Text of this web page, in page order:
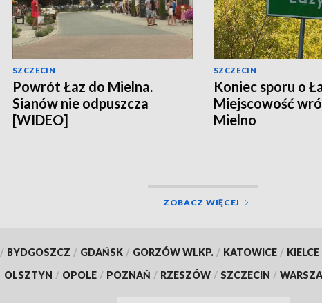
SZCZECIN
Powrót Łaz do Mielna.
Sianów nie odpuszcza
[WIDEO]
SZCZECIN
Koniec sporu o
Miejscowość
Mielno
ZOBACZ WIĘCEJ
/ BYDGOSZCZ / GDAŃSK / GORZÓW WLKP. / KATOWICE / KIELCE
OLSZTYN / OPOLE / POZNAŃ / RZESZÓW / SZCZECIN /